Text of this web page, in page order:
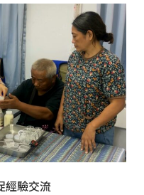
經驗交流